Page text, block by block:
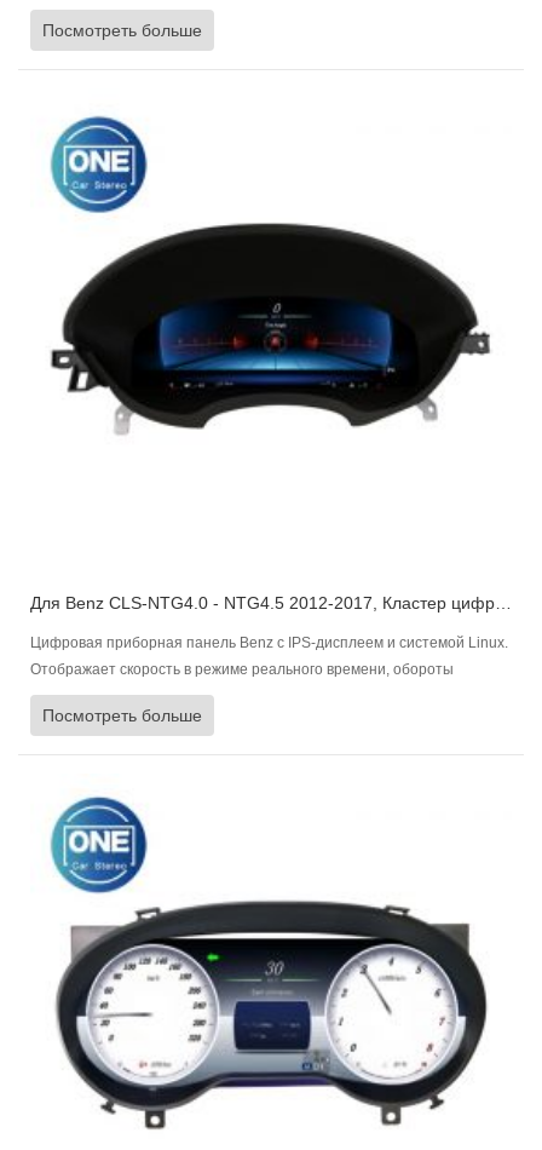
двигателя, уровень топлива, состояние двигателя и давление в
шинах, многоязычность и быструю синхронизацию.
Посмотреть больше
Цифровая приборная панель Benz с IPS-дисплеем и системой Linux.
Отображает скорость в режиме реального времени, обороты
двигателя, уровень топлива, состояние двигателя и давление в
шинах, многоязычность и быструю синхронизацию.
Посмотреть больше